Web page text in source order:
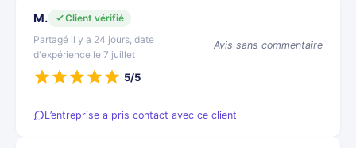
M.
Client vérifié
Partagé il y a 24 jours, date
d'expérience le 7 juillet
Avis sans commentaire
5/5
L’entreprise a pris contact avec ce client